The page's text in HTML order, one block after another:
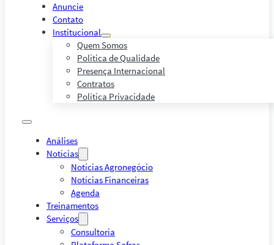
Anuncie
Contato
Institucional
Quem Somos
Política de Qualidade
Presença Internacional
Contratos
Política Privacidade
Análises
Notícias
Notícias Agronegócio
Notícias Financeiras
Agenda
Treinamentos
Serviços
Consultoria